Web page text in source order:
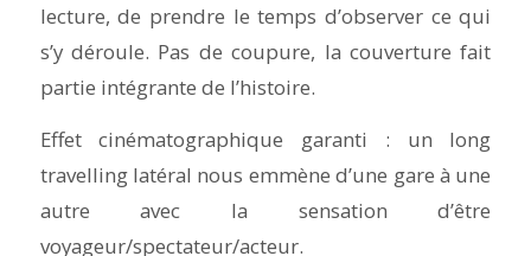
lecture, de prendre le temps d’observer ce qui
s’y déroule. Pas de coupure, la couverture fait
partie intégrante de l’histoire.
Effet cinématographique garanti : un long
travelling latéral nous emmène d’une gare à une
autre avec la sensation d’être
voyageur/spectateur/acteur.